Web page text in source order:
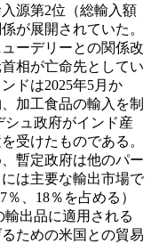
源第2位（総輸入額
が展開されていた。
ーデリーとの関係改
相が亡命先としてい
ドは2025年5月か
加工食品の輸入を制
シュ政府がインド産
受けたものである。
暫定政府は他のパー
は主要な輸出市場で
、18％を占める）
出品に適用される
ための米国との貿易